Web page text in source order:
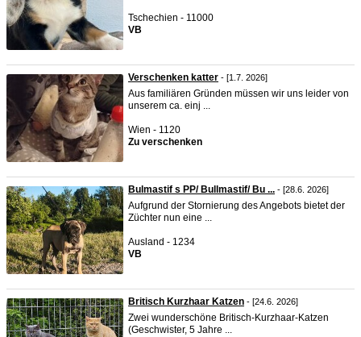
Tschechien - 11000
VB
Verschenken katter - [1.7. 2026]
Aus familiären Gründen müssen wir uns leider von
unserem ca. einj ...
Wien - 1120
Zu verschenken
Bulmastif s PP/ Bullmastif/ Bu ... - [28.6. 2026]
Aufgrund der Stornierung des Angebots bietet der
Züchter nun eine ...
Ausland - 1234
VB
Britisch Kurzhaar Katzen - [24.6. 2026]
Zwei wunderschöne Britisch-Kurzhaar-Katzen
(Geschwister, 5 Jahre ...